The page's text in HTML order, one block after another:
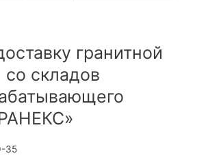
гранитной
со складов
35